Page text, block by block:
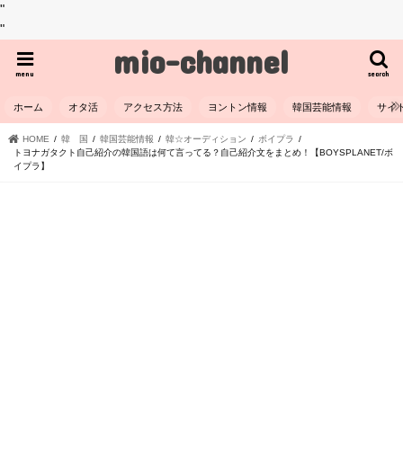
"
"
mio-channel search
menu
ホーム オタ活 アクセス方法 ヨントン情報 韓国芸能情報 サイ
HOME 韓 国 韓国芸能情報 韓☆オーディション
ボイプラ
トヨナガタクト自己紹介の韓国語は何て言ってる？自己紹介文をまとめ！【BOYSPLANET/ボ
イプラ】